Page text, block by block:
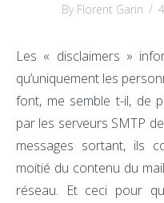
By Florent Garin /
Les « disclaimers »
qu’uniquement les
font, me semble t-il, de
par les serveurs SMTP
messages sortant, ils
moitié du contenu du
réseau. Et ceci pour